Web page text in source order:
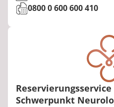
Fax:0800 0 600 600 410
Schwerpunkt